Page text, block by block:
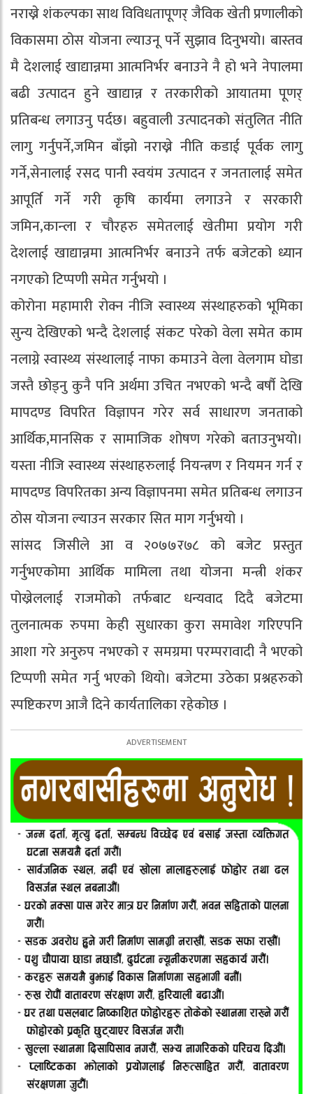
नराख्ने शंकल्पका साथ विविधतापूणर् जैविक खेती प्रणालीको
विकासमा ठोस योजना ल्याउनू पर्ने सुझाव दिनुभयो। बास्तव
मै देशलाई खाद्यान्नमा आत्मनिर्भर बनाउने नै हो भने नेपालमा
बढी उत्पादन हुने खाद्यान्न र तरकारीको आयातमा पूणर्
प्रतिबन्ध लगाउनु पर्दछ। बहुवाली उत्पादनको संतुलित नीति
लागु गर्नुपर्ने,जमिन बाँझो नराख्ने नीति कडाई पूर्वक लागु
गर्ने,सेनालाई रसद पानी स्वयंम उत्पादन र जनतालाई समेत
आपूर्ति गर्ने गरी कृषि कार्यमा लगाउने र सरकारी
जमिन,कान्ला र चौरहरु समेतलाई खेतीमा प्रयोग गरी
देशलाई खाद्यान्नमा आत्मनिर्भर बनाउने तर्फ बजेटको ध्यान
नगएको टिप्पणी समेत गर्नुभयो ।
कोरोना महामारी रोक्न नीजि स्वास्थ्य संस्थाहरुको भूमिका
सुन्य देखिएको भन्दै देशलाई संकट परेको वेला समेत काम
नलाग्ने स्वास्थ्य संस्थालाई नाफा कमाउने वेला वेलगाम घोडा
जस्तै छोड्नु कुनै पनि अर्थमा उचित नभएको भन्दै बर्षौ देखि
मापदण्ड विपरित विज्ञापन गरेर सर्व साधारण जनताको
आर्थिक,मानसिक र सामाजिक शोषण गरेको बताउनुभयो।
यस्ता नीजि स्वास्थ्य संस्थाहरुलाई नियन्त्रण र नियमन गर्न र
मापदण्ड विपरितका अन्य विज्ञापनमा समेत प्रतिबन्ध लगाउन
ठोस योजना ल्याउन सरकार सित माग गर्नुभयो ।
सांसद जिसीले आ व २०७७र७८ को बजेट प्रस्तुत
गर्नुभएकोमा आर्थिक मामिला तथा योजना मन्त्री शंकर
पोख्रेललाई राजमोको तर्फबाट धन्यवाद दिदै बजेटमा
तुलनात्मक रुपमा केही सुधारका कुरा समावेश गरिएपनि
आशा गरे अनुरुप नभएको र समग्रमा परम्परावादी नै भएको
टिप्पणी समेत गर्नु भएको थियो। बजेटमा उठेका प्रश्नहरुको
स्पष्टिकरण आजै दिने कार्यतालिका रहेकोछ ।